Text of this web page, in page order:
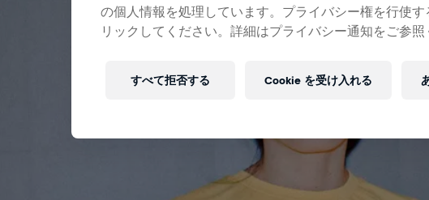
の個人情報を処理しています。プライバシー権を行使す
リックしてください。詳細はプライバシー通知をご参照
すべて拒否する Cookie を受け入れる